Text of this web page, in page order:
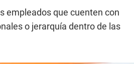
empleados que cuenten con
o jerarquía dentro de las